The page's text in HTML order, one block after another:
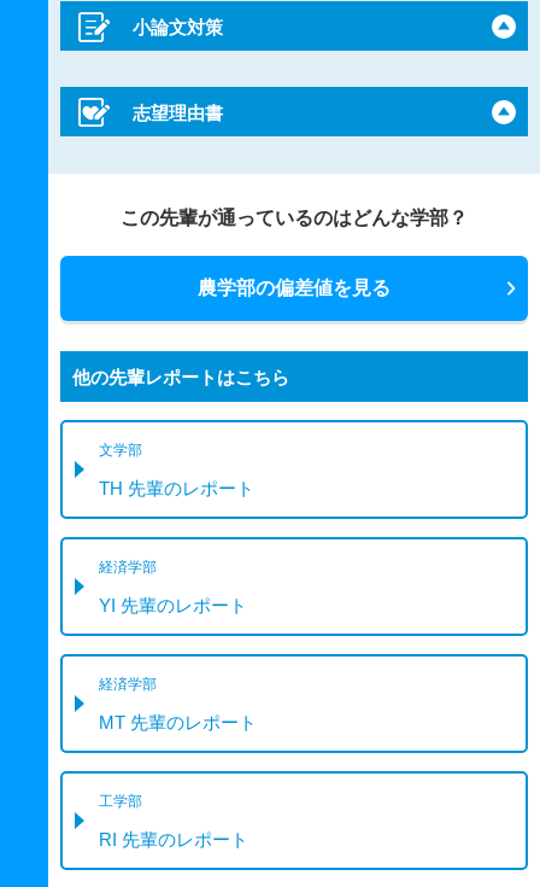
小論文対策
志望理由書
この先輩が通っているのはどんな学部？
農学部の偏差値を見る
他の先輩レポートはこちら
文学部
TH 先輩のレポート
経済学部
YI 先輩のレポート
経済学部
MT 先輩のレポート
工学部
RI 先輩のレポート